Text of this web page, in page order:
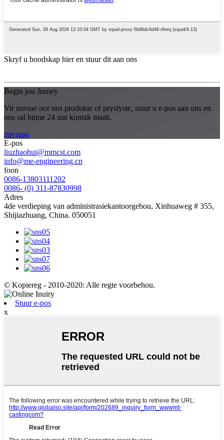
Skryf u boodskap hier en stuur dit aan ons
Begin jou Jurney
Vir navrae oor ons produkte of pryslyste, stuur u e-pos aan ons en
ons sal binne 24 uur kontak maak.
navraag
E-pos
liuzhaohui@mmcst.com
info@me-engineering.cn
foon
0086-13803111202
0086- (0) 311-87830998
Adres
4de verdieping van administrasiekantoorgebou, Xinhuaweg # 355,
Shijiazhuang, China. 050051
© Kopiereg - 2010-2020: Alle regte voorbehou.
Stuur e-pos
x